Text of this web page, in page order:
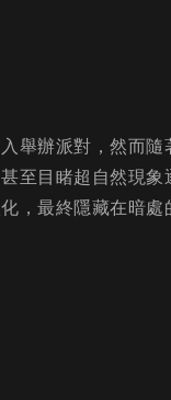
舉辦派對，然而
至目睹超自然現
，最終隱藏在暗